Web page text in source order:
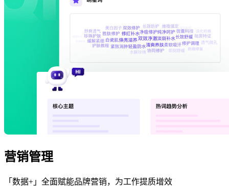
营销管理
「数据+」全面赋能品牌营销，为工作提质增效